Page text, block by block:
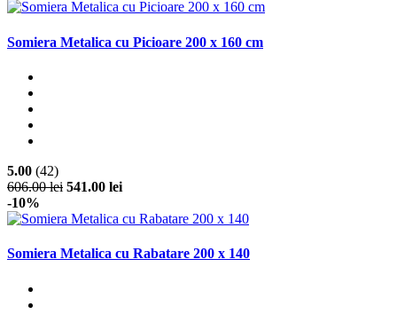
Somiera Metalica cu Picioare 200 x 160 cm
5.00 (42)
606.00 lei 541.00 lei
-10%
Somiera Metalica cu Rabatare 200 x 140